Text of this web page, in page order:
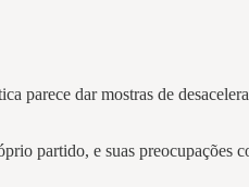
dar mostras de
partido, e suas preocupações